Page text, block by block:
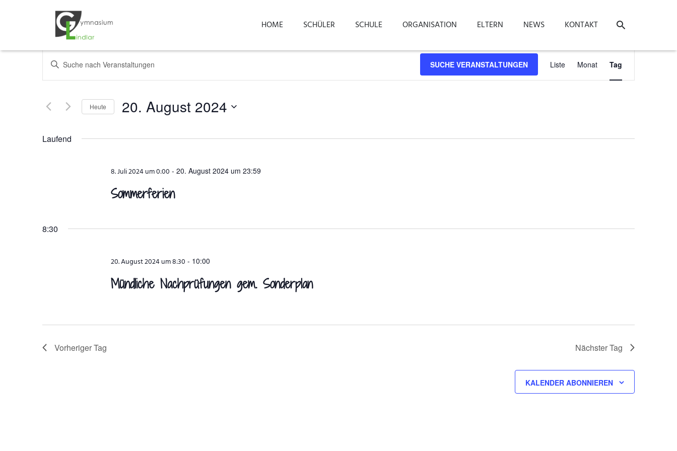
HOME SCHÜLER SCHULE ORGANISATION ELTERN NEWS KONTAKT
Veranstaltungen
Suche
und
Ansichten,
Bitte
Schlüsselwort
eingeben.
nach
SUCHE VERANSTALTUNGEN
Veranstaltung
Ansichten-
Liste Monat Tag
Heute 20. August 2024
Laufend
8. Juli 2024 um 0:00 - 20. August 2024 um 23:59
Sommerferien
8:30
20. August 2024 um 8:30 - 10:00
Mündliche Nachprüfungen gem. Sonderplan
Vorheriger Tag Nächster Tag
KALENDER ABONNIEREN